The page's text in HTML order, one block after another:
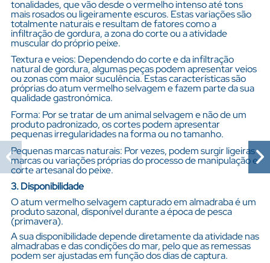
tonalidades, que vão desde o vermelho intenso até tons
mais rosados ou ligeiramente escuros. Estas variações são
totalmente naturais e resultam de fatores como a
infiltração de gordura, a zona do corte ou a atividade
muscular do próprio peixe.
Textura e veios: Dependendo do corte e da infiltração
natural de gordura, algumas peças podem apresentar veios
ou zonas com maior suculência. Estas características são
próprias do atum vermelho selvagem e fazem parte da sua
qualidade gastronómica.
Forma: Por se tratar de um animal selvagem e não de um
produto padronizado, os cortes podem apresentar
pequenas irregularidades na forma ou no tamanho.
Pequenas marcas naturais: Por vezes, podem surgir ligeiras
marcas ou variações próprias do processo de manipulação e
corte artesanal do peixe.
3. Disponibilidade
O atum vermelho selvagem capturado em almadraba é um
produto sazonal, disponível durante a época de pesca
(primavera).
A sua disponibilidade depende diretamente da atividade nas
almadrabas e das condições do mar, pelo que as remessas
podem ser ajustadas em função dos dias de captura.